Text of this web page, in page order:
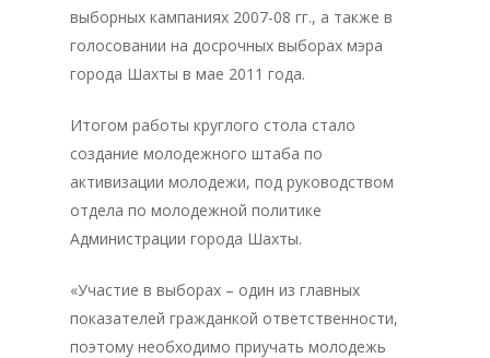
выборных кампаниях 2007-08 гг., а также в
голосовании на досрочных выборах мэра
города Шахты в мае 2011 года.
Итогом работы круглого стола стало
создание молодежного штаба по
активизации молодежи, под руководством
отдела по молодежной политике
Администрации города Шахты.
«Участие в выборах – один из главных
показателей гражданкой ответственности,
поэтому необходимо приучать молодежь
Главная
Депутаты